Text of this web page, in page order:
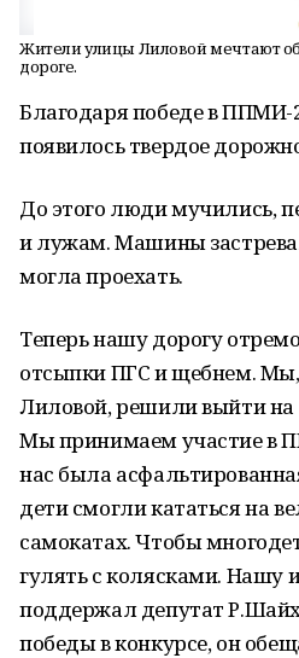
Жители улицы Лиловой мечтают
дороге.
Благодаря победе в
появилось твердое
До этого люди мучились,
и лужам. Машины
могла проехать.
Теперь нашу дорогу
отсыпки ПГС и щебнем.
Лиловой, решили выйти
Мы принимаем участие в
нас была
дети смогли кататься на
самокатах. Чтобы
гулять с колясками. Нашу
поддержал депутат
победы в конкурсе, он